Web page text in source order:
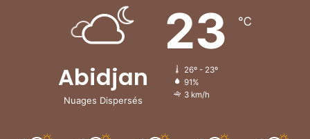
Abidjan
Nuages Dispersés
23 ℃
26º - 23º
91%
3 km/h